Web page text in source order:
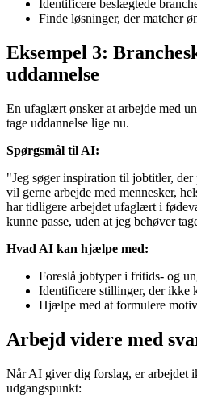
Identificere beslægtede
Finde løsninger, der matcher
Eksempel 3:
uddannelse
En ufaglært ønsker at arbejde med
tage uddannelse lige nu.
Spørgsmål til AI:
"Jeg søger inspiration til jobtitler,
vil gerne arbejde med mennesker,
har tidligere arbejdet ufaglært i
kunne passe, uden at jeg behøver
Hvad AI kan hjælpe med:
Foreslå jobtyper i fritids- og
Identificere stillinger, der ikke
Hjælpe med at formulere
Arbejd videre med
Når AI giver dig forslag, er arbejdet
udgangspunkt: